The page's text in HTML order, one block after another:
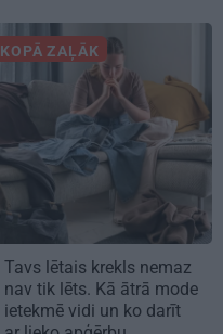
KOPĀ ZAĻĀK
Tavs lētais krekls nemaz
nav tik lēts. Kā ātrā mode
ietekmē vidi un ko darīt